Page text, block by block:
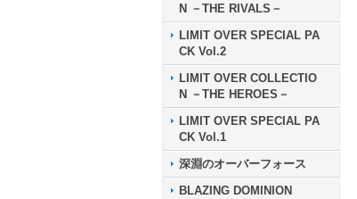
N －THE RIVALS－
LIMIT OVER SPECIAL PA
CK Vol.2
LIMIT OVER COLLECTIO
N －THE HEROES－
LIMIT OVER SPECIAL PA
CK Vol.1
深淵のオーバーフォース
BLAZING DOMINION